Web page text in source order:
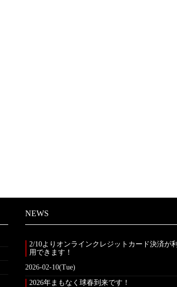
NEWS
2/10よりオンラインクレジットカード決済が利
用できます！
2026-02-10(Tue)
2026年まもなく球春到来です！